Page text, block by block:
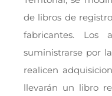
de libros de
fabricantes. Los
suministrarse por
realicen
llevarán un libro